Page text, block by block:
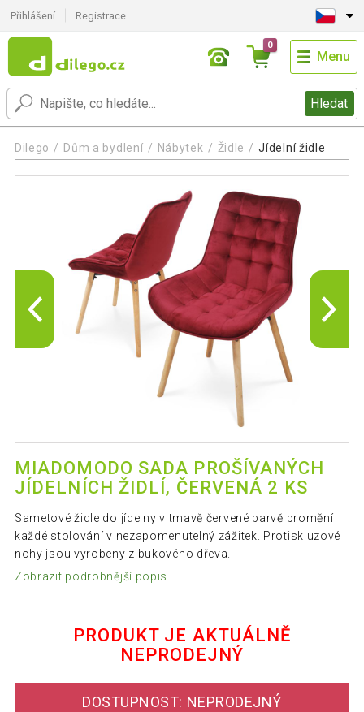
Přihlášení Registrace
Hledat
0
Menu
Dilego Dům a bydlení Nábytek Židle Jídelní židle
MIADOMODO SADA PROŠÍVANÝCH
JÍDELNÍCH ŽIDLÍ, ČERVENÁ 2 KS
Sametové židle do jídelny v tmavě červené barvě promění
každé stolování v nezapomenutelný zážitek. Protiskluzové
nohy jsou vyrobeny z bukového dřeva.
Zobrazit podrobnější popis
PRODUKT JE AKTUÁLNĚ
NEPRODEJNÝ
DOSTUPNOST: NEPRODEJNÝ